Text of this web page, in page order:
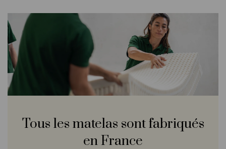
Tous les matelas sont fabriqués
en France